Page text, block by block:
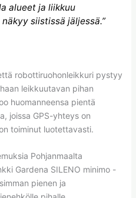
alueet ja liikkuu
siistissä jäljessä.”
robottiruohonleikkuri pystyy
leikkuutavan pihan
huomanneensa pientä
joissa GPS-yhteys on
toiminut luotettavasti.
Pohjanmaalta
Gardena SILENO minimo -
pienen ja